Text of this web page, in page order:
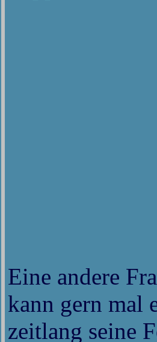
Eine andere
kann gern mal
zeitlang seine